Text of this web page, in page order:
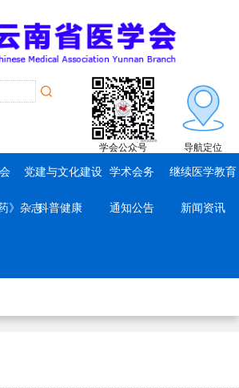
导航定位
学会公众号
党建与文化建设 学术会务 继续医学教育
》杂志科普健康 通知公告 新闻资讯